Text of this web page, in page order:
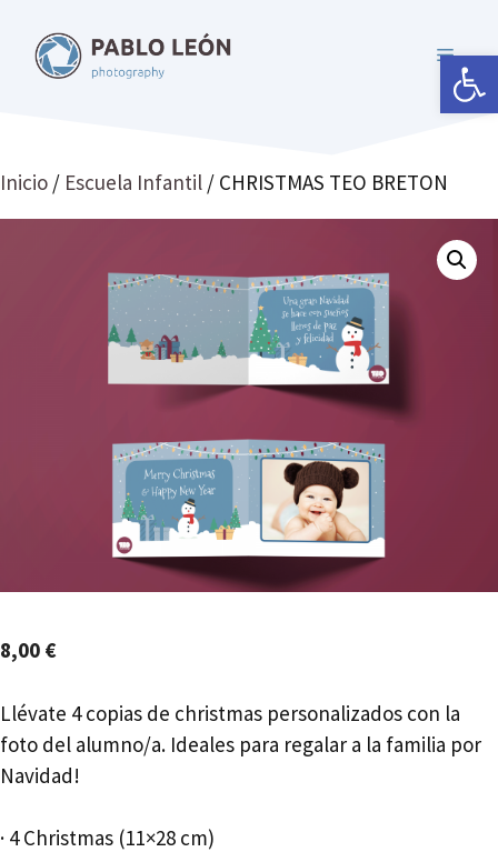
Abrir
contenido
MENÚ
Inicio / Escuela Infantil / CHRISTMAS TEO BRETON
8,00 €
Llévate 4 copias de christmas personalizados con la
foto del alumno/a. Ideales para regalar a la familia por
Navidad!
· 4 Christmas (11×28 cm)